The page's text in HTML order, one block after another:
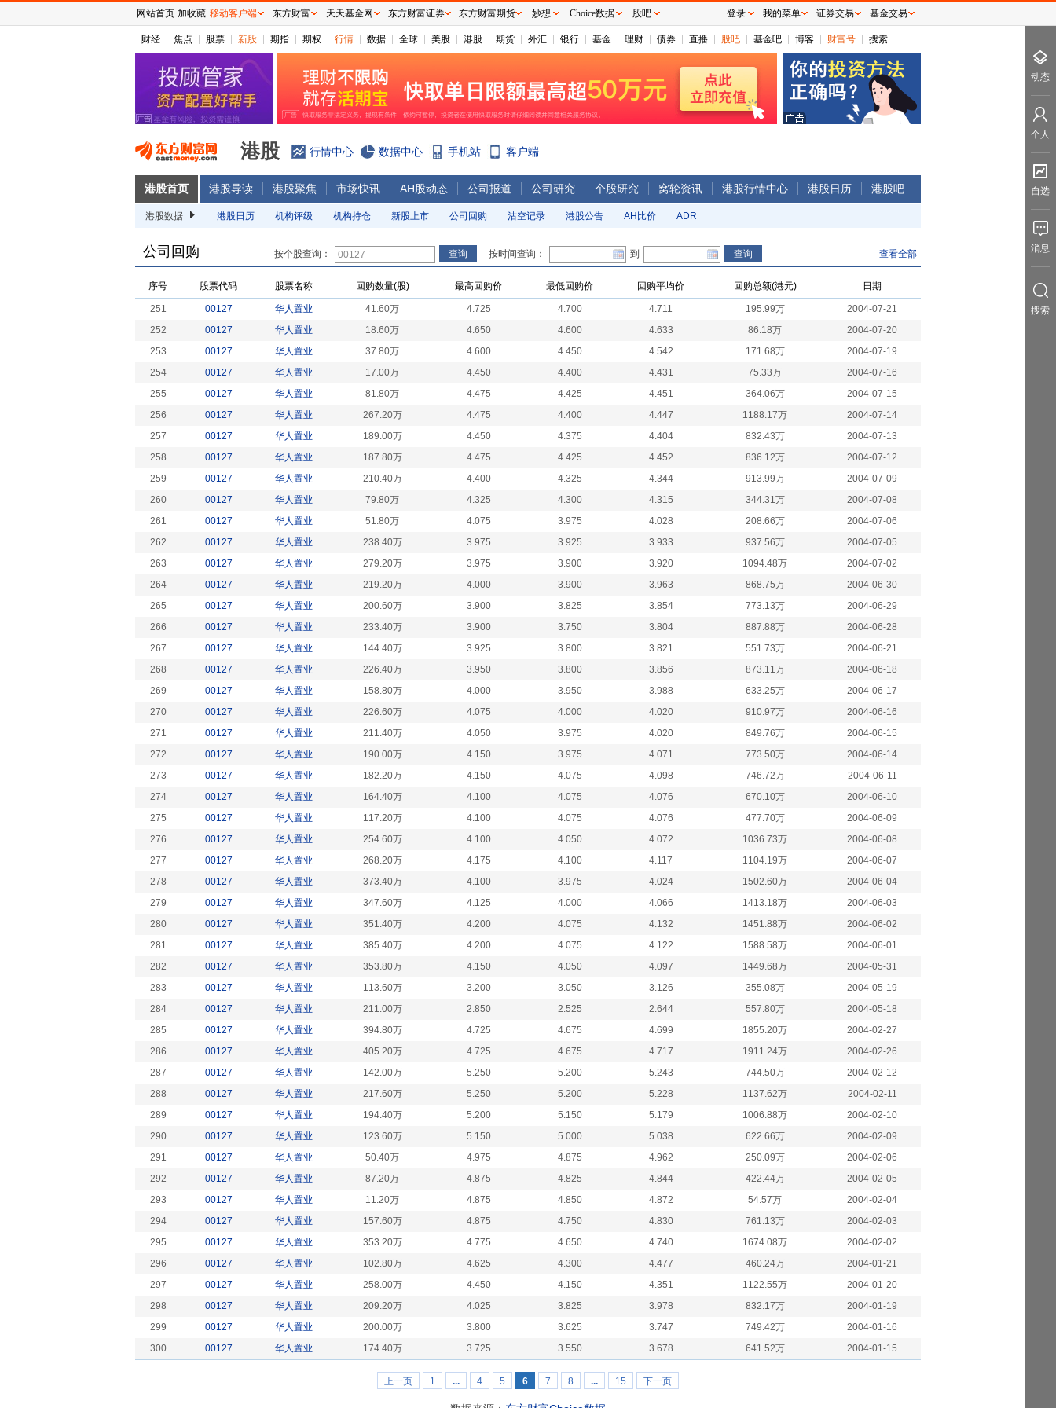
财经 焦点 股票 新股 期指 期权 行情 数据 全球 美股 港股 期货 外汇 银行 基金 理财 债券 直播 股吧 基金吧 博客 财富号 搜索
港股 行情中心 数据中心 手机站 客户端
港股首页 港股导读 港股聚焦 市场快讯 AH股动态 公司报道 公司研究 个股研究 窝轮资讯 港股行情中心 港股日历 港股吧
港股数据 港股日历 机构评级 机构持仓 新股上市 公司回购 沽空记录 港股公告 AH比价 ADR
公司回购 按个股查询： 按时间查询： 到 查看全部
序号 股票代码 股票名称 回购数量(股) 最高回购价 最低回购价 回购平均价 回购总额(港元) 日期
251 00127 华人置业 41.60万 4.725 4.700 4.711 195.99万
2004-07-21
252
00127 华人置业 18.60万 4.650 4.600 4.633 86.18万
2004-07-20
253
00127 华人置业 37.80万 4.600 4.450 4.542 171.68万
2004-07-19
254
00127 华人置业 17.00万 4.450 4.400 4.431 75.33万
2004-07-16
255
00127 华人置业 81.80万 4.475 4.425 4.451 364.06万
2004-07-15
256
00127 华人置业 267.20万 4.475 4.400 4.447 1188.17万
2004-07-14
257
00127 华人置业 189.00万 4.450 4.375 4.404 832.43万
2004-07-13
258
00127 华人置业 187.80万 4.475 4.425 4.452 836.12万
2004-07-12
259
00127 华人置业 210.40万 4.400 4.325 4.344 913.99万
2004-07-09
260
00127 华人置业 79.80万 4.325 4.300 4.315 344.31万
2004-07-08
261
00127 华人置业 51.80万 4.075 3.975 4.028 208.66万
2004-07-06
262
00127 华人置业 238.40万 3.975 3.925 3.933 937.56万
2004-07-05
263
00127 华人置业 279.20万 3.975 3.900 3.920 1094.48万
2004-07-02
264
00127 华人置业 219.20万 4.000 3.900 3.963 868.75万
2004-06-30
265
00127 华人置业 200.60万 3.900 3.825 3.854 773.13万
2004-06-29
266
00127 华人置业 233.40万 3.900 3.750 3.804 887.88万
2004-06-28
267
00127 华人置业 144.40万 3.925 3.800 3.821 551.73万
2004-06-21
268
00127 华人置业 226.40万 3.950 3.800 3.856 873.11万
2004-06-18
269
00127 华人置业 158.80万 4.000 3.950 3.988 633.25万
2004-06-17
270
00127 华人置业 226.60万 4.075 4.000 4.020 910.97万
2004-06-16
271
00127 华人置业 211.40万 4.050 3.975 4.020 849.76万
2004-06-15
272
00127 华人置业 190.00万 4.150 3.975 4.071 773.50万
2004-06-14
273
00127 华人置业 182.20万 4.150 4.075 4.098 746.72万
2004-06-11
274
00127 华人置业 164.40万 4.100 4.075 4.076 670.10万
2004-06-10
275
00127 华人置业 117.20万 4.100 4.075 4.076 477.70万
2004-06-09
276
00127 华人置业 254.60万 4.100 4.050 4.072 1036.73万
2004-06-08
277
00127 华人置业 268.20万 4.175 4.100 4.117 1104.19万
2004-06-07
278
00127 华人置业 373.40万 4.100 3.975 4.024 1502.60万
2004-06-04
279
00127 华人置业 347.60万 4.125 4.000 4.066 1413.18万
2004-06-03
280
00127 华人置业 351.40万 4.200 4.075 4.132 1451.88万
2004-06-02
281
00127 华人置业 385.40万 4.200 4.075 4.122 1588.58万
2004-06-01
282
00127 华人置业 353.80万 4.150 4.050 4.097 1449.68万
2004-05-31
283
00127 华人置业 113.60万 3.200 3.050 3.126 355.08万
2004-05-19
284
00127 华人置业 211.00万 2.850 2.525 2.644 557.80万
2004-05-18
285
00127 华人置业 394.80万 4.725 4.675 4.699 1855.20万
2004-02-27
286
00127 华人置业 405.20万 4.725 4.675 4.717 1911.24万
2004-02-26
287
00127 华人置业 142.00万 5.250 5.200 5.243 744.50万
2004-02-12
288
00127 华人置业 217.60万 5.250 5.200 5.228 1137.62万
2004-02-11
289
00127 华人置业 194.40万 5.200 5.150 5.179 1006.88万
2004-02-10
290
00127 华人置业 123.60万 5.150 5.000 5.038 622.66万
2004-02-09
291
00127 华人置业 50.40万 4.975 4.875 4.962 250.09万
2004-02-06
292
00127 华人置业 87.20万 4.875 4.825 4.844 422.44万
2004-02-05
293
00127 华人置业 11.20万 4.875 4.850 4.872 54.57万
2004-02-04
294
00127 华人置业 157.60万 4.875 4.750 4.830 761.13万
2004-02-03
295
00127 华人置业 353.20万 4.775 4.650 4.740 1674.08万
2004-02-02
296
00127 华人置业 102.80万 4.625 4.300 4.477 460.24万
2004-01-21
297
00127 华人置业 258.00万 4.450 4.150 4.351 1122.55万
2004-01-20
298
00127 华人置业 209.20万 4.025 3.825 3.978 832.17万
2004-01-19
299
00127 华人置业 200.00万 3.800 3.625 3.747 749.42万
2004-01-16
300
00127 华人置业 174.40万 3.725 3.550 3.678 641.52万 2004-01-15
上一页 1 ... 4 5 6 7 8 ... 15 下一页
网站首页 加收藏 移动客户端 东方财富 天天基金网 东方财富证券 东方财富期货 妙想 Choice数据 股吧 登录 我的菜单 证券交易 基金交易
动态
个人
自选
消息
搜索